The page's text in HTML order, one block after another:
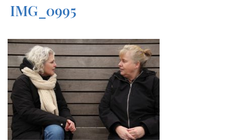
IMG_0995